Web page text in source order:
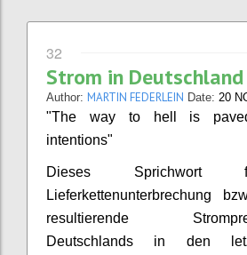
32
Strom in Deutschland
Author: MARTIN FEDERLEIN Date: 20
"The way to hell is
intentions"
Dieses Sprichwort
Lieferkettenunterbrechung
resultierende
Deutschlands in den